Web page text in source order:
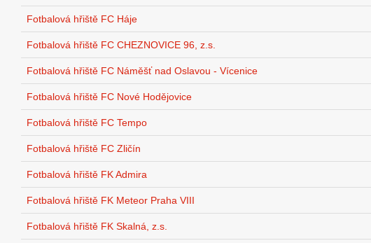
Fotbalová hřiště FC Háje
Fotbalová hřiště FC CHEZNOVICE 96, z.s.
Fotbalová hřiště FC Náměšť nad Oslavou - Vícenice
Fotbalová hřiště FC Nové Hodějovice
Fotbalová hřiště FC Tempo
Fotbalová hřiště FC Zličín
Fotbalová hřiště FK Admira
Fotbalová hřiště FK Meteor Praha VIII
Fotbalová hřiště FK Skalná, z.s.